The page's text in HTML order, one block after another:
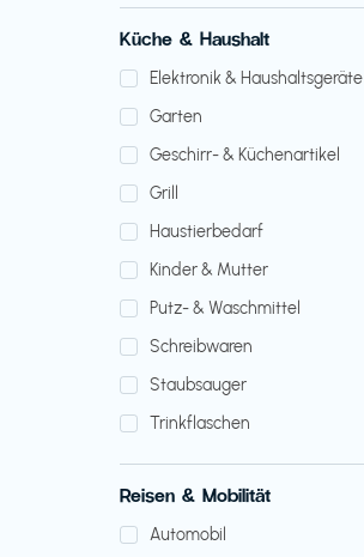
Küche & Haushalt
Elektronik & Haushaltsgeräte
Garten
Geschirr- & Küchenartikel
Grill
Haustierbedarf
Kinder & Mutter
Putz- & Waschmittel
Schreibwaren
Staubsauger
Trinkflaschen
Reisen & Mobilität
Automobil